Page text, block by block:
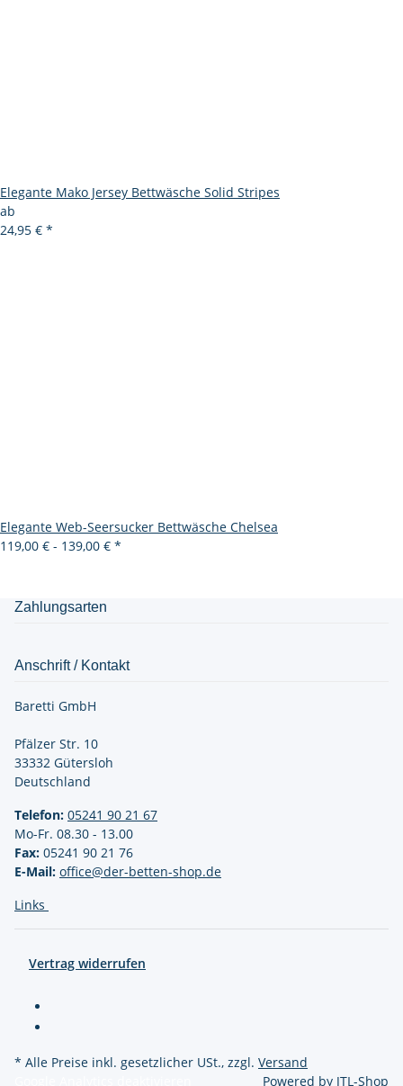
Elegante Mako Jersey Bettwäsche Solid Stripes
ab
24,95 € *
Elegante Web-Seersucker Bettwäsche Chelsea
119,00 € - 139,00 € *
Zahlungsarten
Anschrift / Kontakt
Baretti GmbH
Pfälzer Str. 10
33332 Gütersloh
Deutschland
Telefon: 05241 90 21 67
Mo-Fr. 08.30 - 13.00
Fax: 05241 90 21 76
E-Mail: office@der-betten-shop.de
Links
Vertrag widerrufen
* Alle Preise inkl. gesetzlicher USt., zzgl. Versand
Powered by JTL-Shop